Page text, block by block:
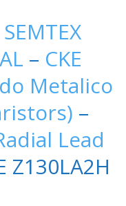
SEMTEX
– CKE
Metalico
–
Lead
Z130LA2H